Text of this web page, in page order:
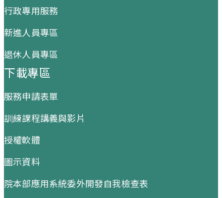
行政專用服務
新進人員專區
退休人員專區
下載專區
服務申請表單
訓練課程講義與影片
授權軟體
圖示資料
院本部應用系統委外開發自我檢查表